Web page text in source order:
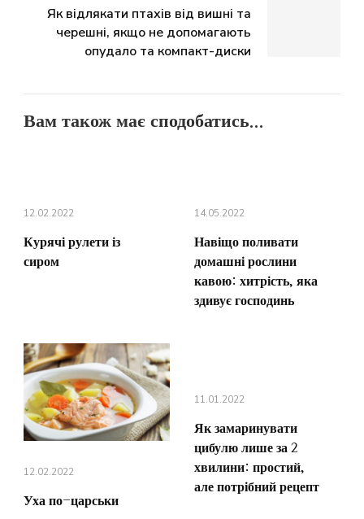
Як відлякати птахів від вишні та
черешні, якщо не допомагають
опудало та компакт-диски
Вам також має сподобатись...
12.02.2022
Курячі рулети із
сиром
14.05.2022
Навіщо поливати
домашні рослини
кавою: хитрість, яка
здивує господинь
12.02.2022
Уха по-царськи
11.01.2022
Як замаринувати
цибулю лише за 2
хвилини: простий,
але потрібний рецепт